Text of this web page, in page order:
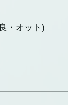
・オット)